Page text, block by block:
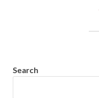
Search